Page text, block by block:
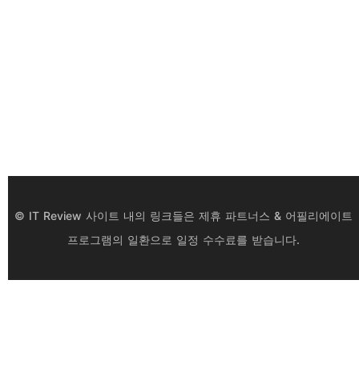
© IT Review 사이트 내의 링크들은 제휴 파트너스 & 어필리에이트
프로그램의 일환으로 일정 수수료를 받습니다.